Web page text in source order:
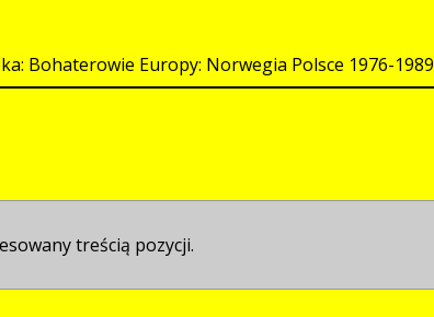
Bohaterowie Europy: Norwegia Polsce 1976-1989
treścią pozycji.